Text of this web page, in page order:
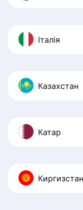
Італія
Казахстан
Катар
Киргизстан